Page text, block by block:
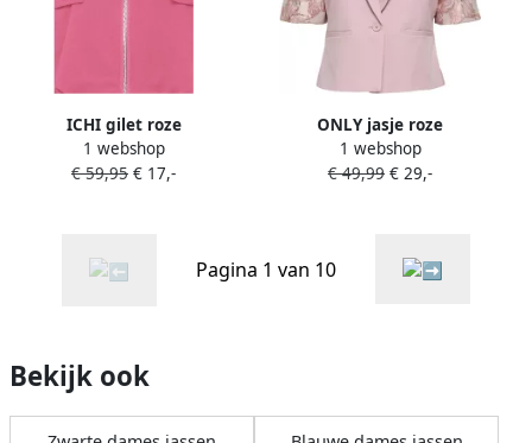
ICHI gilet roze
1 webshop
€ 59,95 € 17,-
ONLY jasje roze
1 webshop
€ 49,99 € 29,-
Pagina 1 van 10
Bekijk ook